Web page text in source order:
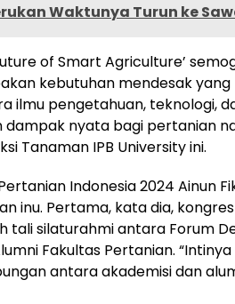
Waktunya Turun ke
of Smart Agriculture’
kebutuhan mendesak yang
ilmu pengetahuan, teknologi,
nyata bagi pertanian
Tanaman IPB University ini.
Indonesia 2024 Ainun
inu. Pertama, kata dia,
tali silaturahmi antara Forum
Fakultas Pertanian.
antara akademisi dan